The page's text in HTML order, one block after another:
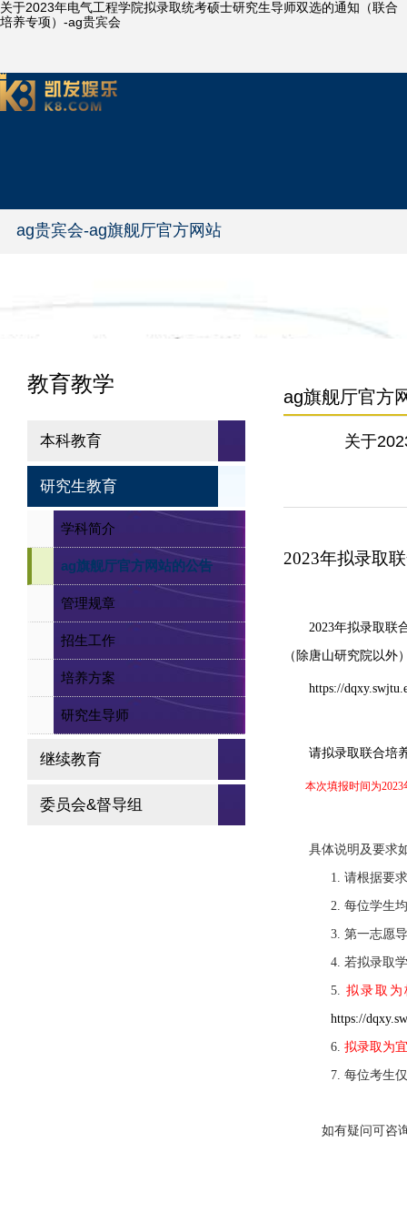
关于2023年电气工程学院拟录取统考硕士研究生导师双选的通知（联合
培养专项）-ag贵宾会
ag贵宾会-ag旗舰厅官方网站
教育教学
本科教育
研究生教育
学科简介
ag旗舰厅官方网站的公告
管理规章
招生工作
培养方案
研究生导师
继续教育
委员会&督导组
ag旗舰厅官方
关于
2023年拟录取
2023年拟录取联
（除唐山研究院以外
https://
请拟录取联合培
本次填报时间为
具体说明及要求
1. 请根据要
2. 每位学生
3. 第一志愿
4. 若拟录取
5. 拟录取
https://
6. 拟录取为
7. 每位考生
如有疑问可咨